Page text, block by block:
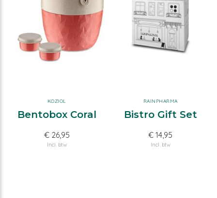
KOZIOL
Bentobox Coral
€ 26,95
Incl. btw
RAINPHARMA
Bistro Gift Set
€ 14,95
Incl. btw